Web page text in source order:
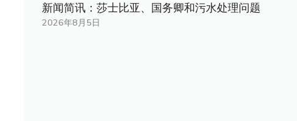
新闻简讯：莎士比亚、国务卿和污水处理问题
2026年8月5日